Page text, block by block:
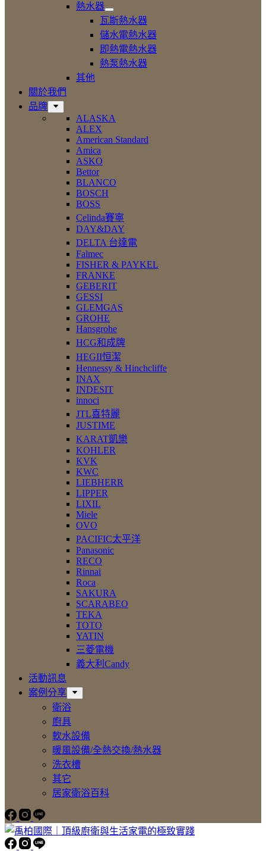
備
熱水器
展
開
熱
水
器
瓦斯熱水器
儲水電熱水器
即熱電熱水器
熱泵熱水器
其他
關於我們
品牌
ALASKA
ALEX
American Standard
Amica
ASKO
Bettor
BLANCO
BOSCH
BOSS
Celinda賽寧
DAY&DAY
DELTA 台達電
Falmec
FISHER & PAYKEL
FRANKE
GEBERIT
GESSI
GLEMGAS
GROHE
Hansgrohe
HCG和成牌
HEGII恒潔
Hennessy & Hinchcliffe
INAX
INDESIT
innoci
JTL喜特麗
JUSTIME
KARAT凱樂
KOHLER
KVK
KWC
LIEBHERR
LIPPER
LIXIL
Miele
OVO
PACIFIC太平洋
Panasonic
RECO
Rinnai
Roca
SAKURA
SCARABEO
TEKA
TOTO
YATIN
三菱電機
義大利Candy
活動訊息
案例分享
衛浴
廚具
軟水設備
暖風設備/全熱交換/熱水器
洗衣槽
其它
居家衛浴百科